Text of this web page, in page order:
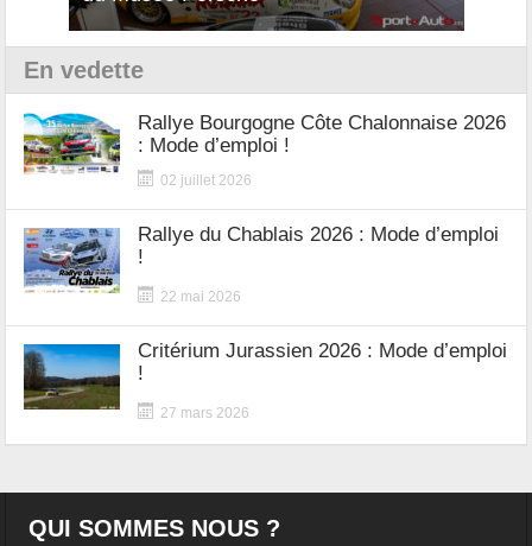
En vedette
Rallye Bourgogne Côte Chalonnaise 2026
: Mode d’emploi !
02 juillet 2026
Rallye du Chablais 2026 : Mode d’emploi
!
22 mai 2026
Critérium Jurassien 2026 : Mode d’emploi
!
27 mars 2026
QUI SOMMES NOUS ?